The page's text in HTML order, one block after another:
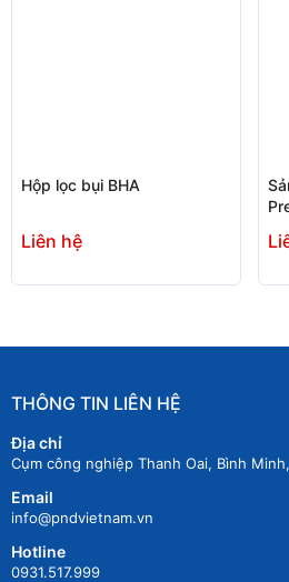
Hộp lọc bụi BHA
Liên hệ
THÔNG TIN LIÊN HỆ
Địa chỉ
Cụm công nghiệp Thanh Oai, Bình
Email
info@pndvietnam.vn
Hotline
0931.517.999